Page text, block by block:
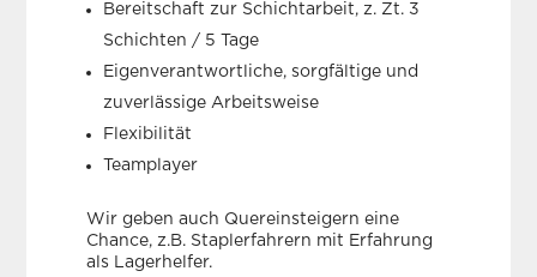
Bereitschaft zur Schichtarbeit, z. Zt. 3
Schichten / 5 Tage
Eigenverantwortliche, sorgfältige und
zuverlässige Arbeitsweise
Flexibilität
Teamplayer
Wir geben auch Quereinsteigern eine
Chance, z.B. Staplerfahrern mit Erfahrung
als Lagerhelfer.